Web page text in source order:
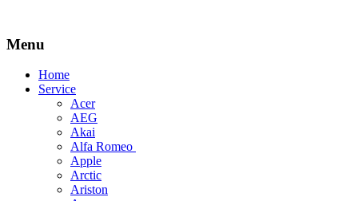
Menu
Skip
Home
Service
Acer
AEG
Akai
Alfa Romeo
Apple
Arctic
Ariston